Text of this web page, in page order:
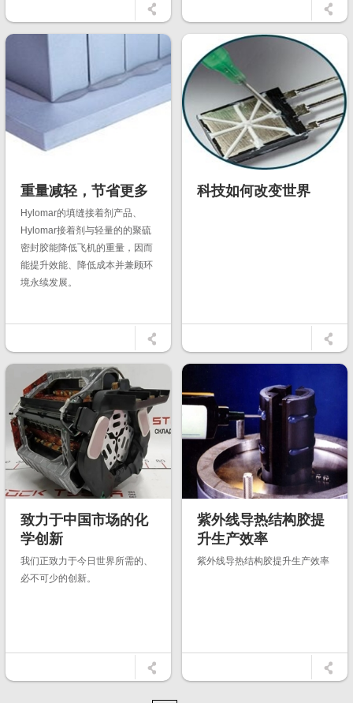
的室内覆盖/分布式信源站、中心
机房...
重量减轻，节省更多
Hylomar的填缝接着剂产品、
Hylomar接着剂与轻量的的聚硫
密封胶能降低飞机的重量，因而
能提升效能、降低成本并兼顾环
境永续发展。
科技如何改变世界
致力于中国市场的化
学创新
我们正致力于今日世界所需的、
必不可少的创新。
紫外线导热结构胶提
升生产效率
紫外线导热结构胶提升生产效率